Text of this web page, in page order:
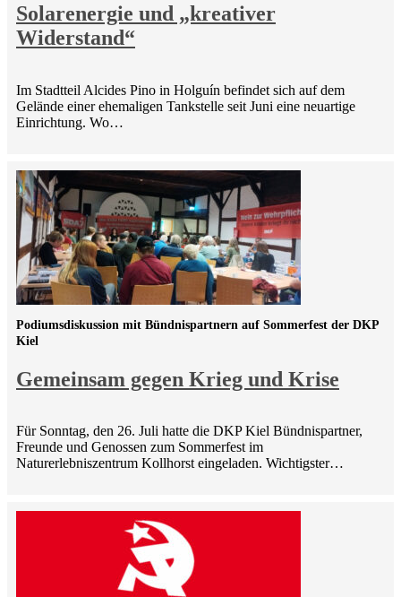
Solarenergie und „kreativer
Widerstand“
Im Stadtteil Alcides Pino in Holguín befindet sich auf dem
Gelände einer ehemaligen Tankstelle seit Juni eine neuartige
Einrichtung. Wo…
Gemeinsam gegen Krieg und Krise
Podiumsdiskussion mit Bündnispartnern auf Sommerfest der DKP
Kiel
Für Sonntag, den 26. Juli hatte die DKP Kiel Bündnispartner,
Freunde und Genossen zum Sommerfest im
Naturerlebniszentrum Kollhorst eingeladen. Wichtigster…